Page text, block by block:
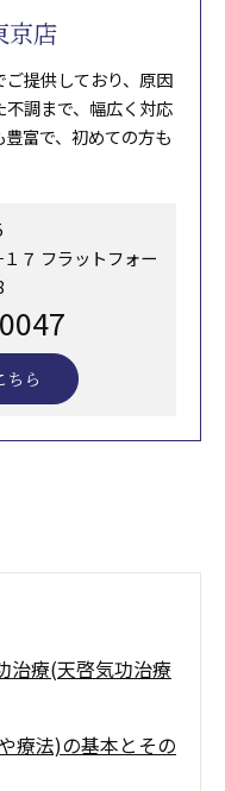
京店
提供しており、原因
調まで、幅広く対応
富で、初めての方も
７ フラットフォー
ちら
治療(天啓気功治療
療法)の基本とその